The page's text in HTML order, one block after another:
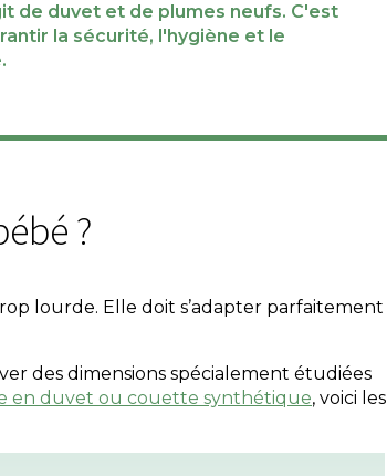
de duvet et de plumes neufs. C'est
la sécurité, l'hygiène et le
?
lourde. Elle doit s’adapter parfaitement
des dimensions spécialement étudiées
en duvet ou couette synthétique, voici les